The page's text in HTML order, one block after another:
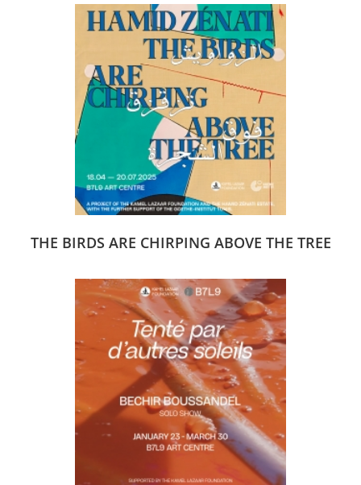
THE BIRDS ARE CHIRPING ABOVE THE TREE